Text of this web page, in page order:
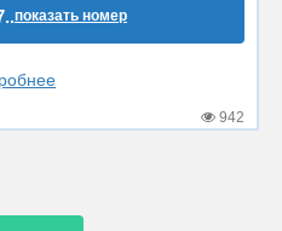
показать номер
942